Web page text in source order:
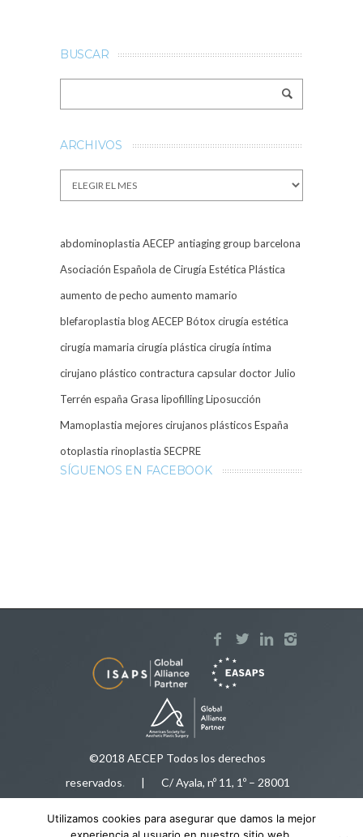
BUSCAR
ARCHIVOS
Archivos
abdominoplastia AECEP antiaging group barcelona
Asociación Española de Cirugía Estética Plástica
aumento de pecho aumento mamario
blefaroplastia blog AECEP Bótox cirugía estética
cirugía mamaria cirugía plástica cirugía íntima
cirujano plástico contractura capsulardoctor Julio
Terrén españa Grasa lipofillingLiposucción
Mamoplastia mejores cirujanos plásticos España
otoplastia rinoplastia SECPRE
SÍGUENOS EN FACEBOOK
©2018 AECEP Todos los derechos
reservados. | C/ Ayala, nº 11, 1º – 28001
Tfnos:91 575 50 35/ 616 92 78 34|
Utilizamos cookies para asegurar que damos la mejor